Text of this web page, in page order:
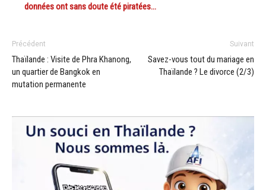
données ont sans doute été piratées…
Précédent
Thaïlande : Visite de Phra Khanong,
un quartier de Bangkok en
mutation permanente
Suivant
Savez-vous tout du mariage en
Thaïlande ? Le divorce (2/3)